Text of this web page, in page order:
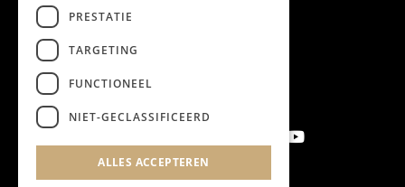
PRESTATIE
TARGETING
FUNCTIONEEL
NIET-GECLASSIFICEERD
ALLES ACCEPTEREN